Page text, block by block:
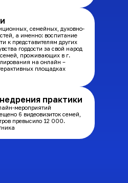
семейных, духовно-
а именно: воспитание
к представителям других
гордости за свой народ
семей, проживающих в г.
на онлайн –
площадках
практики
мероприятий
6 видеовизиток семей,
превысило 12 000.